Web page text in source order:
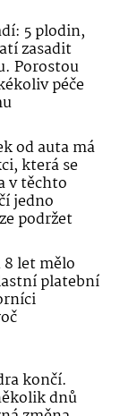
5 plodin,
zasadit
Porostou
péče
od auta má
která se
v těchto
jedno
podržet
8 let mělo
platební
končí.
dnů